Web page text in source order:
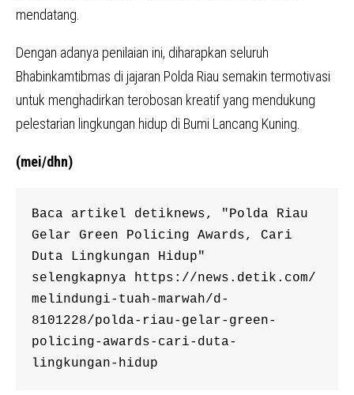
mendatang.
Dengan adanya penilaian ini, diharapkan seluruh
Bhabinkamtibmas di jajaran Polda Riau semakin termotivasi
untuk menghadirkan terobosan kreatif yang mendukung
pelestarian lingkungan hidup di Bumi Lancang Kuning.
(mei/dhn)
Baca artikel detiknews, "Polda Riau
Gelar Green Policing Awards, Cari
Duta Lingkungan Hidup"
selengkapnya https://news.detik.com/
melindungi-tuah-marwah/d-
8101228/polda-riau-gelar-green-
policing-awards-cari-duta-
lingkungan-hidup